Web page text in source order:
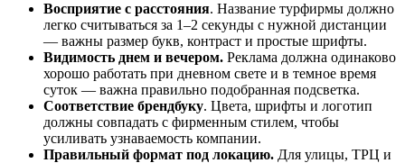
Восприятие с расстояния. Название турфирмы должно
легко считываться за 1–2 секунды с нужной дистанции
— важны размер букв, контраст и простые шрифты.
Видимость днем и вечером. Реклама должна одинаково
хорошо работать при дневном свете и в темное время
суток — важна правильно подобранная подсветка.
Соответствие брендбуку. Цвета, шрифты и логотип
должны совпадать с фирменным стилем, чтобы
усиливать узнаваемость компании.
Правильный формат под локацию. Для улицы, ТРЦ и